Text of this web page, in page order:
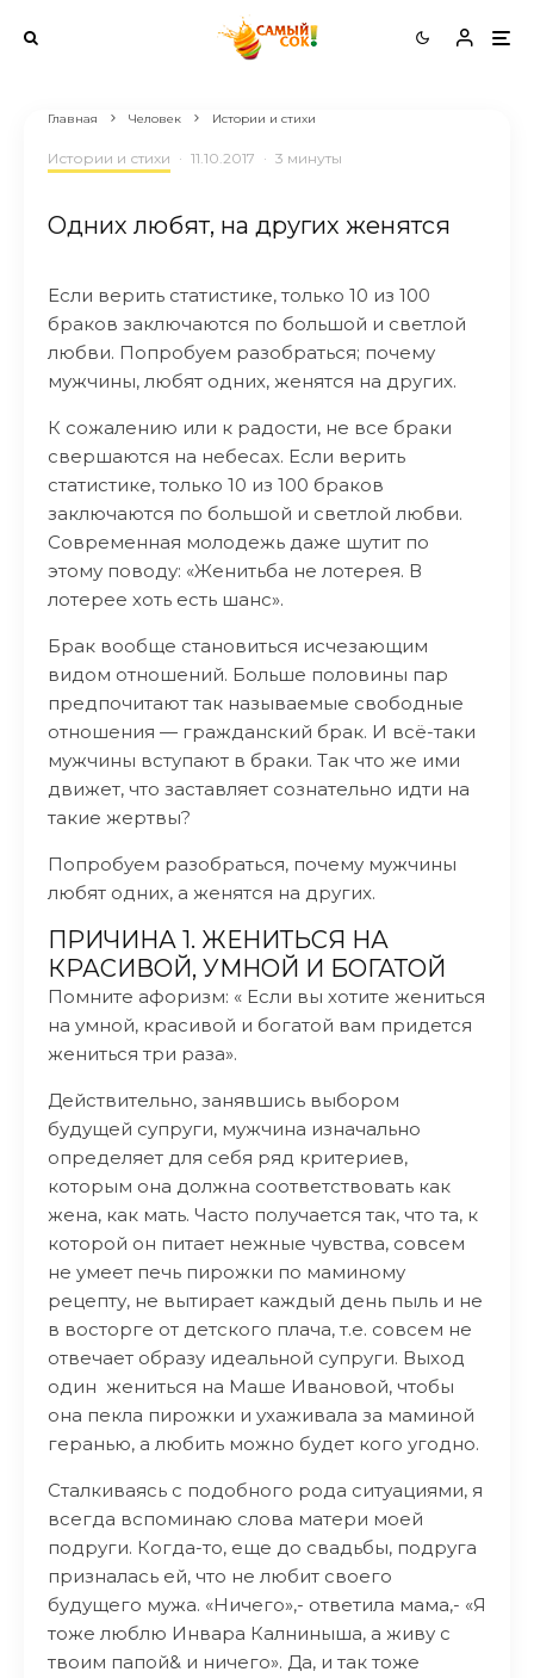
Главная Человек Истории и стихи
Истории и стихи · 11.10.2017 · 3 минуты
Одних любят, на других женятся
Если верить статистике, только 10 из 100
браков заключаются по большой и светлой
любви. Попробуем разобраться; почему
мужчины, любят одних, женятся на других.
К сожалению или к радости, не все браки
свершаются на небесах. Если верить
статистике, только 10 из 100 браков
заключаются по большой и светлой любви.
Современная молодежь даже шутит по
этому поводу: «Женитьба не лотерея. В
лотерее хоть есть шанс».
Брак вообще становиться исчезающим
видом отношений. Больше половины пар
предпочитают так называемые свободные
отношения — гражданский брак. И всё-таки
мужчины вступают в браки. Так что же ими
движет, что заставляет сознательно идти на
такие жертвы?
Попробуем разобраться, почему мужчины
любят одних, а женятся на других.
ПРИЧИНА 1. ЖЕНИТЬСЯ НА
КРАСИВОЙ, УМНОЙ И БОГАТОЙ
Помните афоризм: « Если вы хотите жениться
на умной, красивой и богатой вам придется
жениться три раза».
Действительно, занявшись выбором
будущей супруги, мужчина изначально
определяет для себя ряд критериев,
которым она должна соответствовать как
жена, как мать. Часто получается так, что та, к
которой он питает нежные чувства, совсем
не умеет печь пирожки по маминому
рецепту, не вытирает каждый день пыль и не
в восторге от детского плача, т.е. совсем не
отвечает образу идеальной супруги. Выход
один жениться на Маше Ивановой, чтобы
она пекла пирожки и ухаживала за маминой
геранью, а любить можно будет кого угодно.
Сталкиваясь с подобного рода ситуациями, я
всегда вспоминаю слова матери моей
подруги. Когда-то, еще до свадьбы, подруга
призналась ей, что не любит своего
будущего мужа. «Ничего»,- ответила мама,- «Я
тоже люблю Инвара Калниныша, а живу с
твоим папой& и ничего». Да, и так тоже